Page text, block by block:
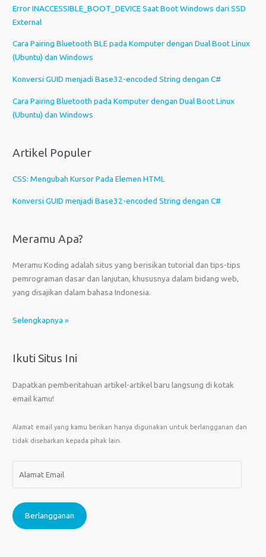
b
u
h
b
a
a
s
Error INACCESSIBLE_BOOT_DEVICE Saat Boot Windows dari SSD
External
Cara Pairing Bluetooth BLE pada Komputer dengan Dual Boot Linux
(Ubuntu) dan Windows
Konversi GUID menjadi Base32-encoded String dengan C#
Cara Pairing Bluetooth pada Komputer dengan Dual Boot Linux
(Ubuntu) dan Windows
Artikel Populer
CSS: Mengubah Kursor Pada Elemen HTML
Konversi GUID menjadi Base32-encoded String dengan C#
Meramu Apa?
Meramu Koding adalah situs yang berisikan tutorial dan tips-tips
pemrograman dasar dan lanjutan, khususnya dalam bidang web,
yang disajikan dalam bahasa Indonesia.
Selengkapnya »
Ikuti Situs Ini
Dapatkan pemberitahuan artikel-artikel baru langsung di kotak
email kamu!
Alamat email yang kamu berikan hanya digunakan untuk berlangganan dan
tidak disebarkan kepada pihak lain.
m
a
Berlangganan